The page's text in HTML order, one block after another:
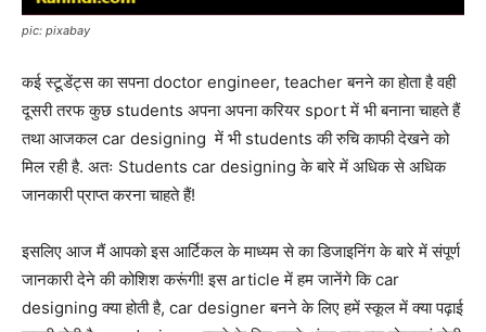
pic: pixabay
कई स्टूडेंट्स का सपना doctor engineer, teacher बनने का होता है वही
दूसरी तरफ कुछ students अपना अपना करियर sport में भी बनाना चाहते हैं
तथा आजकल car designing में भी students की रुचि काफी देखने को
मिल रही है. अतः Students car designing के बारे में अधिक से अधिक
जानकारी प्राप्त करना चाहते हैं!
इसलिए आज मैं आपको इस आर्टिकल के माध्यम से का डिजाइनिंग के बारे में संपूर्ण
जानकारी देने की कोशिश करूंगी! इस article में हम जानेंगे कि car
designing क्या होती है, car designer बनने के लिए हमें स्कूल में क्या पढ़ाई